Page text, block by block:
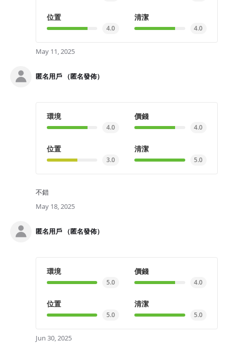
位置
4.0
清潔
4.0
May 11, 2025
匿名用戶 （匿名發佈）
環境
4.0
價錢
4.0
位置
3.0
清潔
5.0
不錯
May 18, 2025
匿名用戶 （匿名發佈）
環境
5.0
價錢
4.0
位置
5.0
清潔
5.0
Jun 30, 2025